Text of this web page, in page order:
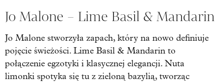
Jo Malone – Lime Basil & Mandarin
Jo Malone stworzyła zapach, który na nowo definiuje
pojęcie świeżości. Lime Basil & Mandarin to
połączenie egzotyki i klasycznej elegancji. Nuta
limonki spotyka się tu z zieloną bazylią, tworząc